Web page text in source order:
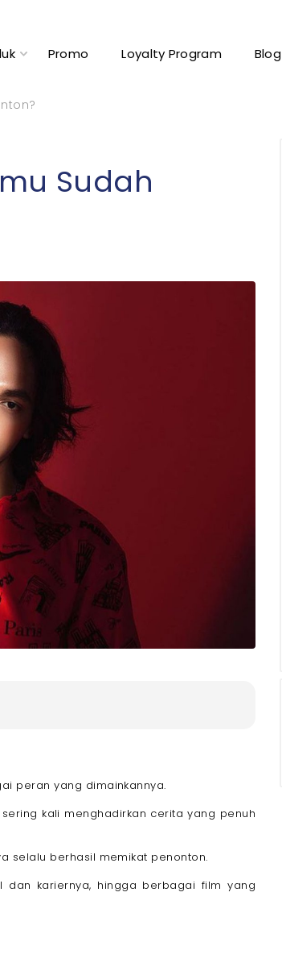
Promo Loyalty Program Blog
Sudah
peran yang dimainkannya.
kali menghadirkan cerita yang penuh
selalu berhasil memikat penonton.
dan kariernya, hingga berbagai film yang